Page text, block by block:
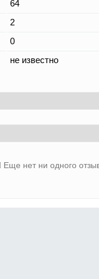
64
2
0
не известно
Еще нет ни одного